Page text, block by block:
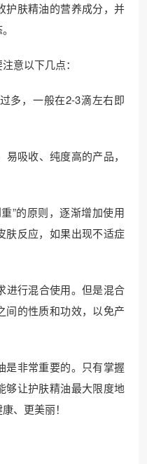
护肤精油的营养成分，并
意以下几点：
多，一般在2-3滴左右即
吸收、纯度高的产品，
”的原则，逐渐增加使用
肤反应，如果出现不适症
进行混合使用。但是混合
间的性质和功效，以免产
是非常重要的。只有掌握
够让护肤精油最大限度地
、更美丽！